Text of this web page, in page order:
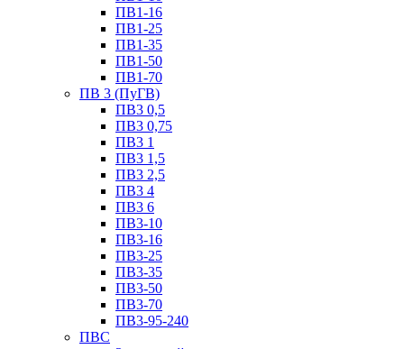
ПВ1-16
ПВ1-25
ПВ1-35
ПВ1-50
ПВ1-70
ПВ 3 (ПуГВ)
ПВ3 0,5
ПВ3 0,75
ПВ3 1
ПВ3 1,5
ПВ3 2,5
ПВ3 4
ПВ3 6
ПВ3-10
ПВ3-16
ПВ3-25
ПВ3-35
ПВ3-50
ПВ3-70
ПВ3-95-240
ПВС